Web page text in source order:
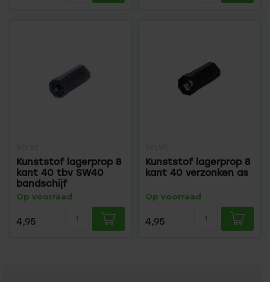
SELVE
Kunststof lagerprop 8
kant 40 tbv SW40
bandschijf
Op voorraad
4,95
SELVE
Kunststof lagerprop 8
kant 40 verzonken as
Op voorraad
4,95